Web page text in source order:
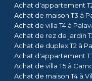
Achat d'appartement
Achat de maison T3 à
Achat de villa T4 à
Achat de rez de jardin
Achat de duplex T2 à
Achat d'appartement
Achat de villa T5 à
Achat de maison T4 à